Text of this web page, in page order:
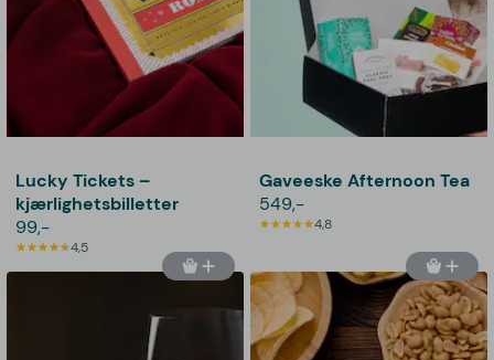
Lucky Tickets –
kjærlighetsbilletter
99,-
4,5
Gaveeske Afternoon Tea
549,-
4,8